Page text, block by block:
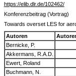
https://elib.dlr.de/102462/
Konferenzbeitrag (Vortrag)
Towards overset LES for
Autoren
Bernicke, P.
Akkermans, R.A.D.
Ewert, Roland
Buchmann, N.